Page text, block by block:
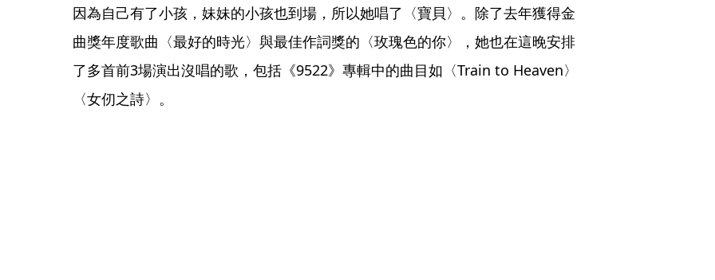
因為自己有了小孩，妹妹的小孩也到場，所以她唱了〈寶貝〉。除了去年獲得金
曲獎年度歌曲〈最好的時光〉與最佳作詞獎的〈玫瑰色的你〉，她也在這晚安排
了多首前3場演出沒唱的歌，包括《9522》專輯中的曲目如〈Train to Heaven〉
〈女仞之詩〉。